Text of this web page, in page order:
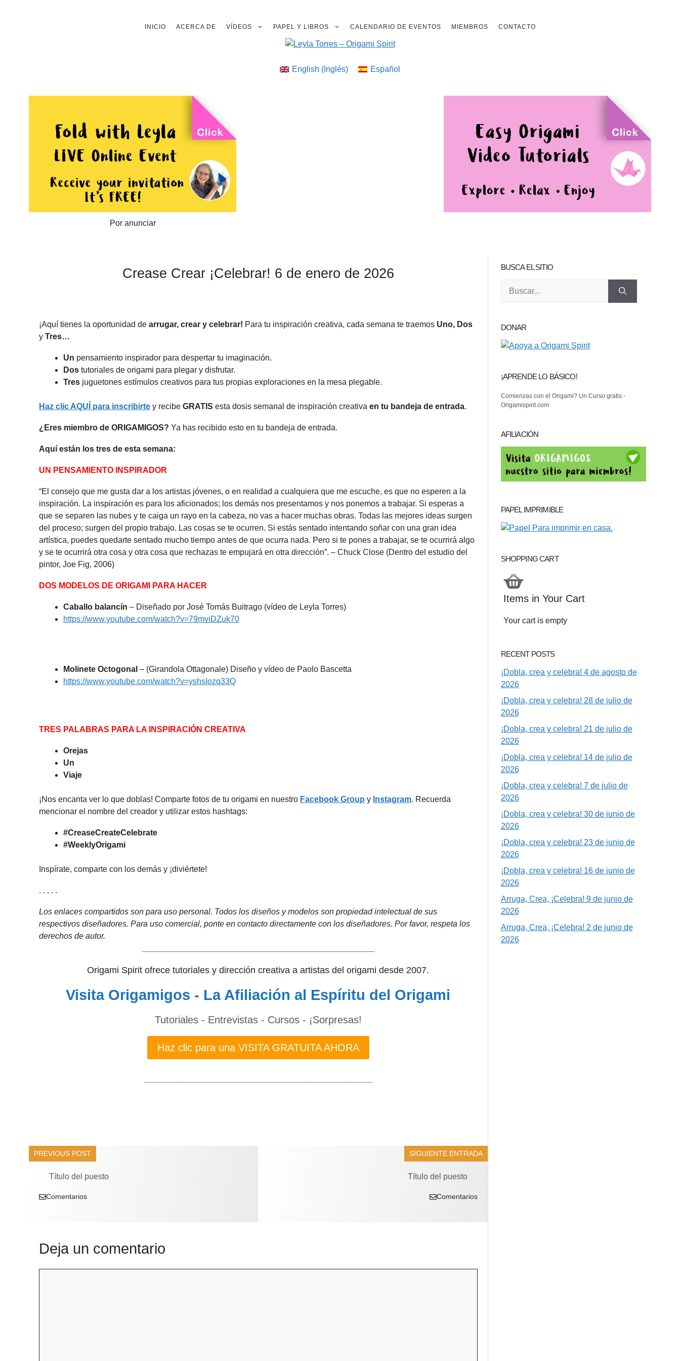
INICIO ACERCA DE VÍDEOS PAPEL Y LIBROS CALENDARIO DE EVENTOS MIEMBROS CONTACTO
English ( Inglés) Español
Por anunciar
Crease Crear ¡Celebrar! 6 de enero de 2026
¡Aquí tienes la oportunidad de arrugar, crear y celebrar! Para tu inspiración creativa, cada semana te traemos Uno, Dos
y Tres…
Un pensamiento inspirador para despertar tu imaginación.
Dos tutoriales de origami para plegar y disfrutar.
Tres juguetones estímulos creativos para tus propias exploraciones en la mesa plegable.
Haz clic AQUÍ para inscribirte y recibe GRATIS esta dosis semanal de inspiración creativa en tu bandeja de entrada.
¿Eres miembro de ORIGAMIGOS? Ya has recibido esto en tu bandeja de entrada.
Aquí están los tres de esta semana:
UN PENSAMIENTO INSPIRADOR
“El consejo que me gusta dar a los artistas jóvenes, o en realidad a cualquiera que me escuche, es que no esperen a la
inspiración. La inspiración es para los aficionados; los demás nos presentamos y nos ponemos a trabajar. Si esperas a
que se separen las nubes y te caiga un rayo en la cabeza, no vas a hacer muchas obras. Todas las mejores ideas surgen
del proceso; surgen del propio trabajo. Las cosas se te ocurren. Si estás sentado intentando soñar con una gran idea
artística, puedes quedarte sentado mucho tiempo antes de que ocurra nada. Pero si te pones a trabajar, se te ocurrirá algo
y se te ocurrirá otra cosa y otra cosa que rechazas te empujará en otra dirección”. – Chuck Close (Dentro del estudio del
pintor, Joe Fig, 2006)
DOS MODELOS DE ORIGAMI PARA HACER
Caballo balancín – Diseñado por José Tomás Buitrago (vídeo de Leyla Torres)
https://www.youtube.com/watch?v=79mviDZuk70
Molinete Octogonal – (Girandola Ottagonale) Diseño y vídeo de Paolo Bascetta
https://www.youtube.com/watch?v=yshsIozq33Q
TRES PALABRAS PARA LA INSPIRACIÓN CREATIVA
Orejas
Un
Viaje
¡Nos encanta ver lo que doblas! Comparte fotos de tu origami en nuestro Facebook Group y Instagram. Recuerda
mencionar el nombre del creador y utilizar estos hashtags:
#CreaseCreateCelebrate
#WeeklyOrigami
Inspírate, comparte con los demás y ¡diviértete!
. . . . .
Los enlaces compartidos son para uso personal. Todos los diseños y modelos son propiedad intelectual de sus
respectivos diseñadores. Para uso comercial, ponte en contacto directamente con los diseñadores. Por favor, respeta los
derechos de autor.
Origami Spirit ofrece tutoriales y dirección creativa a artistas del origami desde 2007.
Visita Origamigos - La Afiliación al Espíritu del Origami
Tutoriales - Entrevistas - Cursos - ¡Sorpresas!
Haz clic para una VISITA GRATUITA AHORA
PREVIOUS POST
Título del puesto
Comentarios
SIGUIENTE ENTRADA
Título del puesto
Comentarios
Deja un comentario
BUSCA EL SITIO
DONAR
¡APRENDE LO BÁSICO!
Comienzas con el Origami? Un Curso gratis -
Origamispirit.com
AFILIACIÓN
PAPEL IMPRIMIBLE
SHOPPING CART
Items in Your Cart
Your cart is empty
RECENT POSTS
¡Dobla, crea y celebra! 4 de agosto de
2026
¡Dobla, crea y celebra! 28 de julio de
2026
¡Dobla, crea y celebra! 21 de julio de
2026
¡Dobla, crea y celebra! 14 de julio de
2026
¡Dobla, crea y celebra! 7 de julio de
2026
¡Dobla, crea y celebra! 30 de junio de
2026
¡Dobla, crea y celebra! 23 de junio de
2026
¡Dobla, crea y celebra! 16 de junio de
2026
Arruga, Crea, ¡Celebra! 9 de junio de
2026
Arruga, Crea, ¡Celebra! 2 de junio de
2026